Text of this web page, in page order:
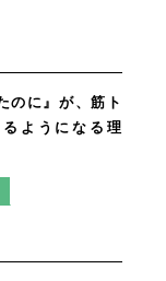
のに』が、筋ト
ようになる理